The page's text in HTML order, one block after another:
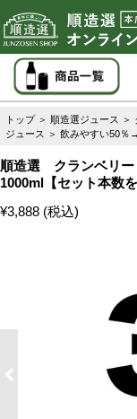
トップ ＞ 順造選ジュース ＞
ジュース ＞ 飲みやすい50％
順造選 クランベリー
1000ml【セット本数
¥3,888 (税込)